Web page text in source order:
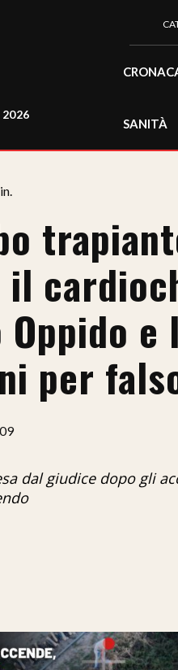
SANITÀ
e
per
dal giudice dopo gli